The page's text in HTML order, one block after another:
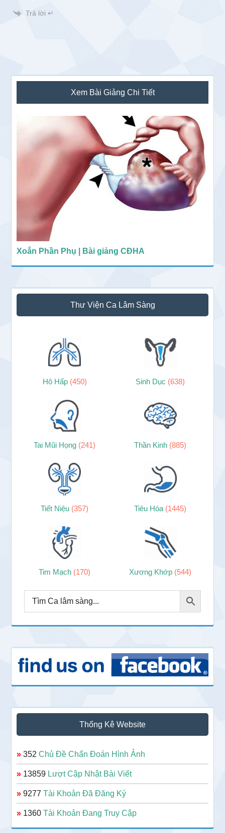
Trả lời ↵
Sidebar
chính
Xem Bài Giảng Chi Tiết
Xoắn Phần Phụ | Bài giảng CĐHA
Thư Viện Ca Lâm Sàng
Hô Hấp (450) Sinh Dục (638)
Tai Mũi Họng (241) Thần Kinh (885)
Tiết Niệu (357) Tiêu Hóa (1445)
Tim Mạch (170) Xương Khớp (544)
Thống Kê Website
» 352Chủ Đề Chẩn Đoán Hình Ảnh
» 13859 Lượt Cập Nhật Bài Viết
» 9277Tài Khoản Đã Đăng Ký
» 1360Tài Khoản Đang Truy Cập